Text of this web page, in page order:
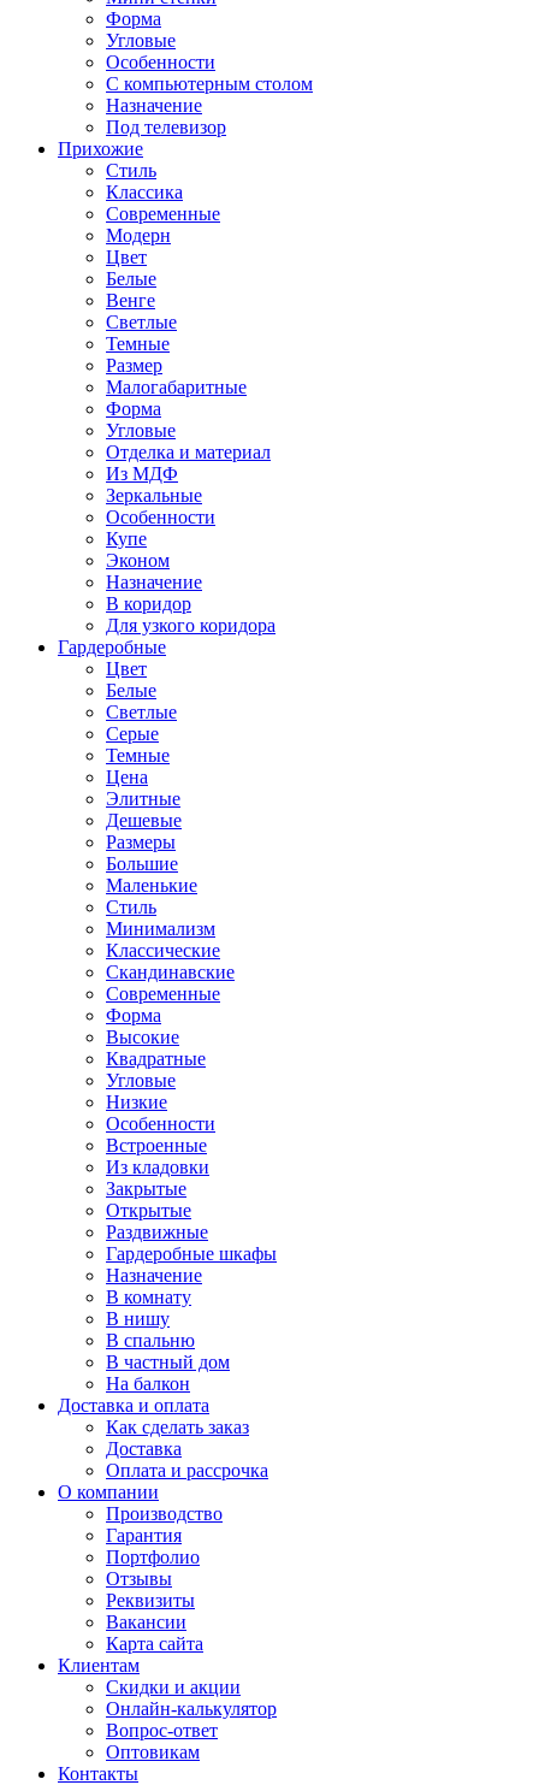
Форма
Угловые
Особенности
С компьютерным столом
Назначение
Под телевизор
Прихожие
Стиль
Классика
Современные
Модерн
Цвет
Белые
Венге
Светлые
Темные
Размер
Малогабаритные
Форма
Угловые
Отделка и материал
Из МДФ
Зеркальные
Особенности
Купе
Эконом
Назначение
В коридор
Для узкого коридора
Гардеробные
Цвет
Белые
Светлые
Серые
Темные
Цена
Элитные
Дешевые
Размеры
Большие
Маленькие
Стиль
Минимализм
Классические
Скандинавские
Современные
Форма
Высокие
Квадратные
Угловые
Низкие
Особенности
Встроенные
Из кладовки
Закрытые
Открытые
Раздвижные
Гардеробные шкафы
Назначение
В комнату
В нишу
В спальню
В частный дом
На балкон
Доставка и оплата
Как сделать заказ
Доставка
Оплата и рассрочка
О компании
Производство
Гарантия
Портфолио
Отзывы
Реквизиты
Вакансии
Карта сайта
Клиентам
Скидки и акции
Онлайн-калькулятор
Вопрос-ответ
Оптовикам
Контакты